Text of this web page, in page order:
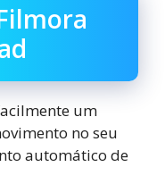
um
no seu
automático de